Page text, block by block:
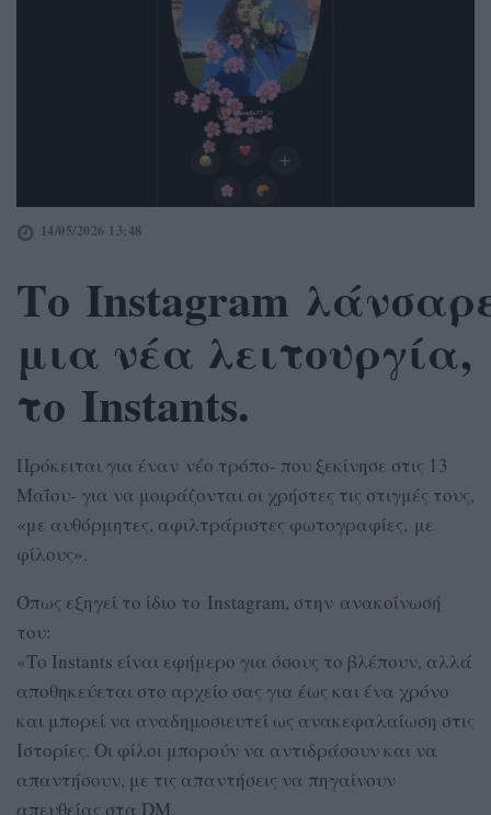
14/05/2026 13:48
Το Ιnstagram
μια νέα λειτουργία,
το Instants.
Πρόκειται για έναν νέο τρόπο- που ξεκίνησε στις 13
Μαΐου- για να μοιράζονται οι χρήστες τις στιγμές τους,
«με αυθόρμητες, αφιλτράριστες φωτογραφίες, με
φίλους».
Όπως εξηγεί το ίδιο το Ιnstagram, στην ανακοίνωσή
του:
«Το Instants είναι εφήμερο για όσους το βλέπουν, αλλά
αποθηκεύεται στο αρχείο σας για έως και ένα χρόνο
και μπορεί να αναδημοσιευτεί ως ανακεφαλαίωση στις
Ιστορίες. Οι φίλοι μπορούν να αντιδράσουν και να
απαντήσουν, με τις απαντήσεις να πηγαίνουν
απευθείας στα DM.